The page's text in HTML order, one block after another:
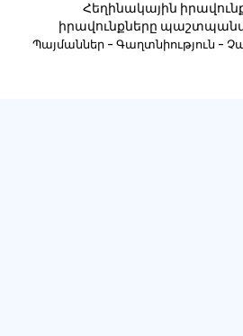
Հեղինակային
իրավունքները
Պայմաններ - Գաղտնիություն -